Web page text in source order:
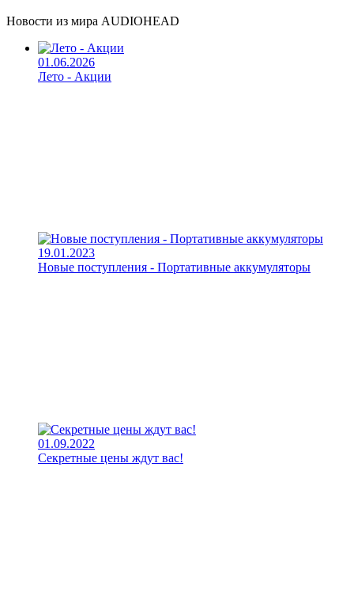
Новости из мира AUDIOHEAD
01.06.2026
Лето - Акции
19.01.2023
Новые поступления - Портативные аккумуляторы
01.09.2022
Секретные цены ждут вас!